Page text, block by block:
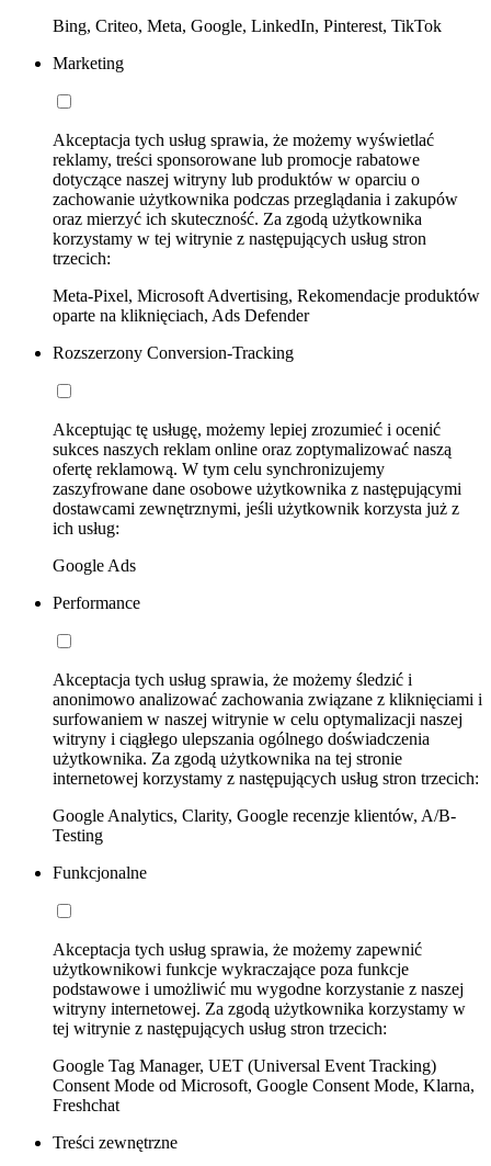
Bing, Criteo, Meta, Google, LinkedIn, Pinterest, TikTok
Marketing
Akceptacja tych usług sprawia, że możemy wyświetlać
reklamy, treści sponsorowane lub promocje rabatowe
dotyczące naszej witryny lub produktów w oparciu o
zachowanie użytkownika podczas przeglądania i zakupów
oraz mierzyć ich skuteczność. Za zgodą użytkownika
korzystamy w tej witrynie z następujących usług stron
trzecich:
Meta-Pixel, Microsoft Advertising, Rekomendacje produktów
oparte na kliknięciach, Ads Defender
Rozszerzony Conversion-Tracking
Akceptując tę usługę, możemy lepiej zrozumieć i ocenić
sukces naszych reklam online oraz zoptymalizować naszą
ofertę reklamową. W tym celu synchronizujemy
zaszyfrowane dane osobowe użytkownika z następującymi
dostawcami zewnętrznymi, jeśli użytkownik korzysta już z
ich usług:
Google Ads
Performance
Akceptacja tych usług sprawia, że możemy śledzić i
anonimowo analizować zachowania związane z kliknięciami i
surfowaniem w naszej witrynie w celu optymalizacji naszej
witryny i ciągłego ulepszania ogólnego doświadczenia
użytkownika. Za zgodą użytkownika na tej stronie
internetowej korzystamy z następujących usług stron trzecich:
Google Analytics, Clarity, Google recenzje klientów, A/B-
Testing
Funkcjonalne
Akceptacja tych usług sprawia, że możemy zapewnić
użytkownikowi funkcje wykraczające poza funkcje
podstawowe i umożliwić mu wygodne korzystanie z naszej
witryny internetowej. Za zgodą użytkownika korzystamy w
tej witrynie z następujących usług stron trzecich:
Google Tag Manager, UET (Universal Event Tracking)
Consent Mode od Microsoft, Google Consent Mode, Klarna,
Freshchat
Treści zewnętrzne